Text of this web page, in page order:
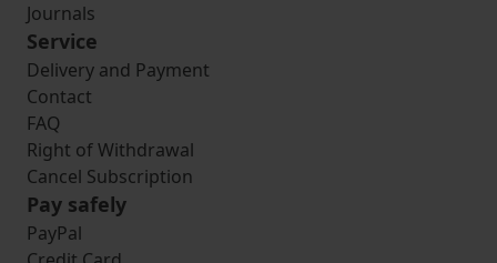
Journals
Service
Delivery and Payment
Contact
FAQ
Right of Withdrawal
Cancel Subscription
Pay safely
PayPal